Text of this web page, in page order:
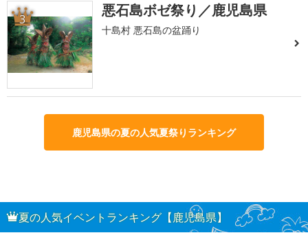
3 悪石島ボゼ祭り／鹿児島県
十島村 悪石島の盆踊り
鹿児島県の夏の人気夏祭りランキング
夏の人気イベントランキング【鹿児島県】